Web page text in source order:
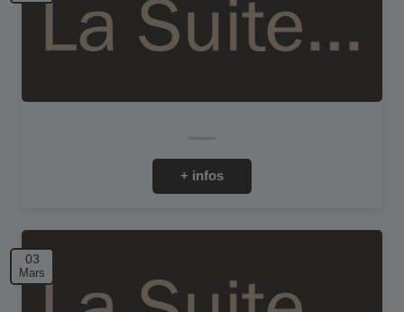
+ infos
03
Mars